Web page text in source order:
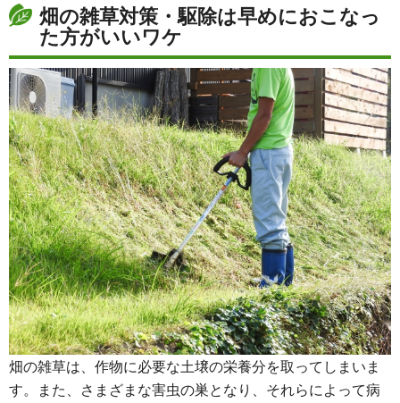
畑の雑草対策・駆除は早めにおこなっ
た方がいいワケ
畑の雑草は、作物に必要な土壌の栄養分を取ってしまいま
す。また、さまざまな害虫の巣となり、それらによって病